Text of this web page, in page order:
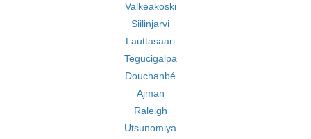
Valkeakoski
Siilinjarvi
Lauttasaari
Tegucigalpa
Douchanbé
Ajman
Raleigh
Utsunomiya